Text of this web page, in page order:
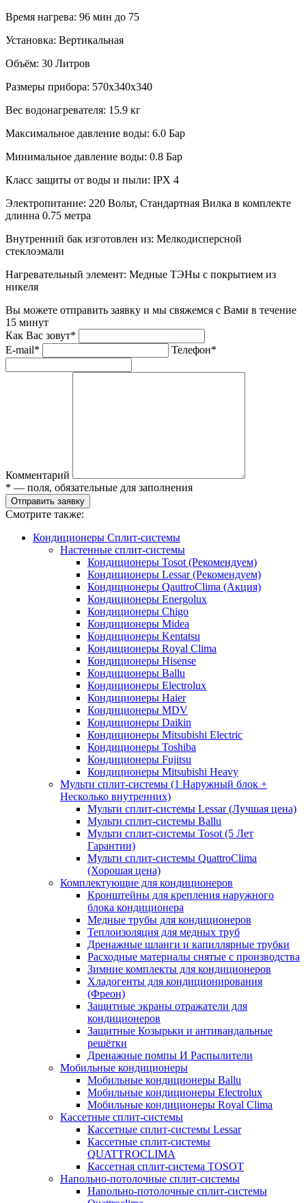
Время нагрева: 96 мин до 75
Установка: Вертикальная
Объём: 30 Литров
Размеры прибора: 570x340x340
Вес водонагревателя: 15.9 кг
Максимальное давление воды: 6.0 Бар
Минимальное давление воды: 0.8 Бар
Класс защиты от воды и пыли: IPX 4
Электропитание: 220 Вольт, Стандартная Вилка в комплекте
длинна 0.75 метра
Внутренний бак изготовлен из: Мелкодисперсной
стеклоэмали
Нагревательный элемент: Медные ТЭНы с покрытием из
никеля
Вы можете отправить заявку и мы свяжемся с Вами в течение
15 минут
Как Вас зовут*
E-mail*
Телефон*
Комментарий
* — поля, обязательные для заполнения
Отправить заявку
Смотрите также:
Кондиционеры Сплит-системы
Настенные сплит-системы
Кондиционеры Tosot (Рекомендуем)
Кондиционеры Lessar (Рекомендуем)
Кондиционеры QauttroClima (Акция)
Кондиционеры Energolux
Кондиционеры Chigo
Кондиционеры Midea
Кондиционеры Kentatsu
Кондиционеры Royal Clima
Кондиционеры Hisense
Кондиционеры Ballu
Кондиционеры Electrolux
Кондиционеры Haier
Кондиционеры MDV
Кондиционеры Daikin
Кондиционеры Mitsubishi Electric
Кондиционеры Toshiba
Кондиционеры Fujitsu
Кондиционеры Mitsubishi Heavy
Мульти сплит-системы (1 Наружный блок +
Несколько внутренних)
Мульти сплит-системы Lessar (Лучшая цена)
Мульти сплит-системы Ballu
Мульти сплит-системы Tosot (5 Лет
Гарантии)
Мульти сплит-системы QuattroClima
(Хорошая цена)
Комплектующие для кондиционеров
Кронштейны для крепления наружного
блока кондиционера
Медные трубы для кондиционеров
Теплоизоляция для медных труб
Дренажные шланги и капиллярные трубки
Расходные материалы снятые с производства
Зимние комплекты для кондиционеров
Хладогенты для кондиционирования
(Фреон)
Защитные экраны отражатели для
кондиционеров
Защитные Козырьки и антивандальные
решётки
Дренажные помпы И Распылители
Мобильные кондиционеры
Мобильные кондиционеры Ballu
Мобильные кондиционеры Electrolux
Мобильные кондиционеры Royal Clima
Кассетные сплит-системы
Кассетные сплит-системы Lessar
Кассетные сплит-системы
QUATTROCLIMA
Кассетная сплит-система TOSOT
Напольно-потолочные сплит-системы
Напольно-потолочные сплит-системы